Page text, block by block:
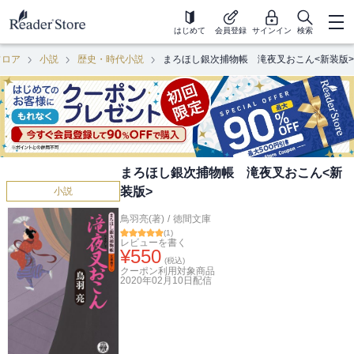
はじめて 会員登録 サインイン 検索
ア 小説 歴史・時代小説 まろほし銀次捕物帳 滝夜叉おこん<新装版>
小説
まろほし銀次捕物帳 滝夜叉おこん<新
装版>
鳥羽亮(著) / 徳間文庫
(1)
レビューを書く
¥550 (税込)
クーポン利用対象商品
2020年02月10日 配信